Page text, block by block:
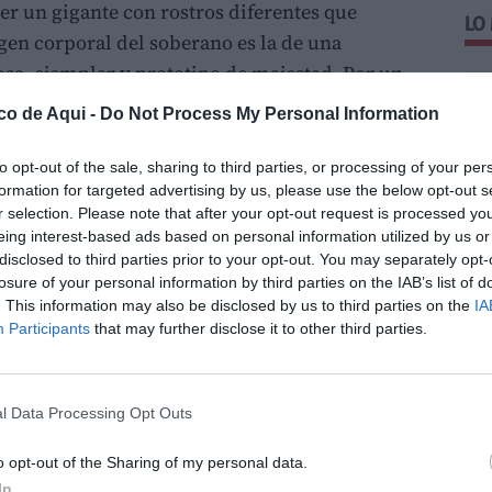
de Aqui - Do Not Process My Personal Information
opt-out of the sale, sharing to third parties, or processing of your
for targeted advertising by us, please use the below opt-out
selection. Please note that after your opt-out request is processed
interest-based ads based on personal information utilized by us
to third parties prior to your opt-out. You may separately
of your personal information by third parties on the IAB’s list of
This information may also be disclosed by us to third parties on the
Participants that may further disclose it to other third parties.
Data Processing Opt Outs
opt-out of the Sharing of my personal data.
un gigante con rostros diferentes que
corporal del soberano es la de una
ejemplar y prototipo de majestad. Por un
de una organización legislativa propia.
el modelo de caballero religioso y
pasando como un caudillomilitar
en este aspecto se muestra como una
providencialista hacia un triunfo
la patria valenciana asumiendo la
incorporando sus emblemas personales al
Valencia, Militar, Santo, Imágenes.
EL CONQUISTADOR EN EL